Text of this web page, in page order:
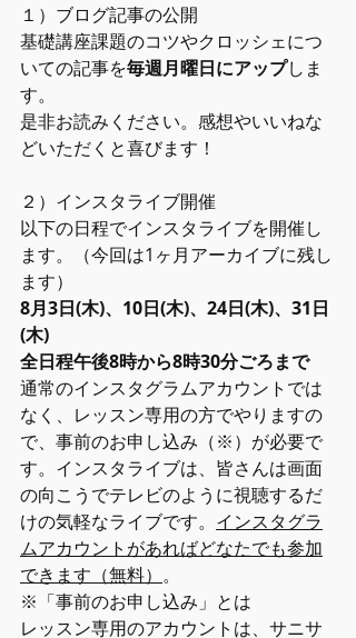
１）ブログ記事の公開
基礎講座課題のコツやクロッシェにつ
いての記事を毎週月曜日にアップしま
す。
是非お読みください。感想やいいねな
どいただくと喜びます！
２）インスタライブ開催
以下の日程でインスタライブを開催し
ます。（今回は1ヶ月アーカイブに残し
ます）
8月3日(木)、10日(木)、24日(木)、31日
(木)
全日程午後8時から8時30分ごろまで
通常のインスタグラムアカウントでは
なく、レッスン専用の方でやりますの
で、事前のお申し込み（※）が必要で
す。インスタライブは、皆さんは画面
の向こうでテレビのように視聴するだ
けの気軽なライブです。 インスタグラ
ムアカウントがあればどなたでも参加
できます（無料） 。
※「事前のお申し込み」とは
レッスン専用のアカウントは、サニサ